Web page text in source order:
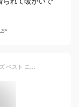
>
【楽天ランキング受賞】ニットベスト メンズ ベスト ニット ウール ビジネス ブランド 春 秋 冬 前開き Vネック多数 40代 50代にも好評【Men’s ニットベスト特集】バナーから↓